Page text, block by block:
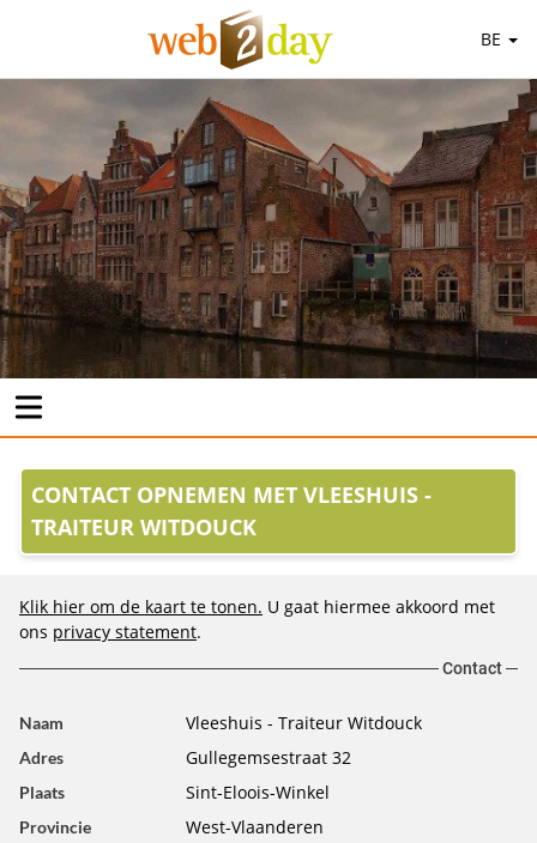
BE
CONTACT OPNEMEN MET VLEESHUIS -
TRAITEUR WITDOUCK
Klik hier om de kaart te tonen. U gaat hiermee akkoord met
ons privacy statement.
Contact
Naam Vleeshuis - Traiteur Witdouck
Adres Gullegemsestraat 32
Plaats Sint-Eloois-Winkel
Provincie West-Vlaanderen